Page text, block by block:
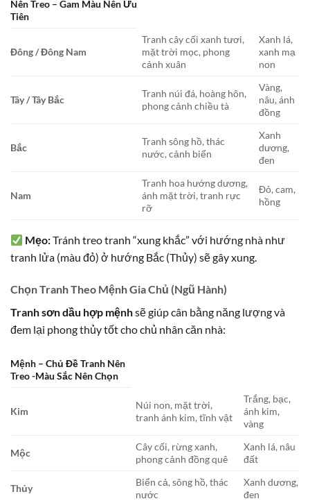
Nên Treo – Gam Màu Nên Ưu
Tiên
Đông / Đông Nam
Tranh cây cối xanh tươi,
mặt trời mọc, phong
cảnh xuân
Xanh lá,
xanh mạ
non
Tây / Tây Bắc
Tranh núi đá, hoàng hôn,
phong cảnh chiều tà
Vàng,
nâu, ánh
đồng
Bắc
Tranh sông hồ, thác
nước, cảnh biển
Xanh
dương,
đen
Nam
Tranh hoa hướng dương,
ánh mặt trời, tranh rực
rỡ
Đỏ, cam,
hồng
Mẹo:Tránh treo tranh “xung khắc” với hướng nhà như
tranh lửa (màu đỏ) ở hướng Bắc (Thủy) sẽ gây xung.
Chọn Tranh Theo Mệnh Gia Chủ (Ngũ Hành)
Tranh sơn dầu hợp mệnhsẽ giúp cân bằng năng lượng và
đem lại phong thủy tốt cho chủ nhân căn nhà:
Mệnh – Chủ Đề Tranh Nên
Treo -Màu Sắc Nên Chọn
Kim
Núi non, mặt trời,
tranh ánh kim, tĩnh vật
Trắng, bạc,
ánh kim,
vàng
Mộc
Cây cối, rừng xanh,
phong cảnh đồng quê
Xanh lá, nâu
đất
Thủy
Biển cả, sông hồ, thác
nước
Xanh dương,
đen